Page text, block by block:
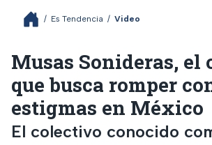
/ Es Tendencia / Video
Musas Sonideras, el
que busca romper
estigmas en México
El colectivo conocido